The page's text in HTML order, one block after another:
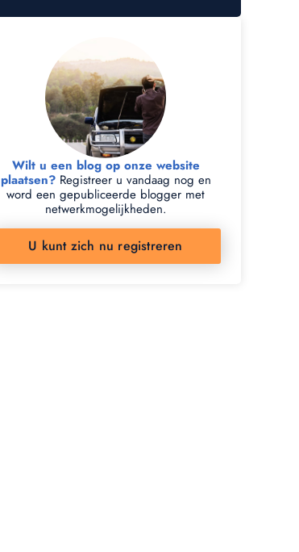
Wilt u een blog op onze website
plaatsen?Registreer u vandaag nog en
word een gepubliceerde blogger met
netwerkmogelijkheden.
U kunt zich nu registreren